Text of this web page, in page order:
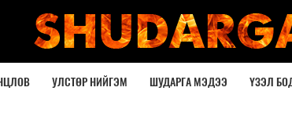
УЛСТӨР НИЙГЭМ ШУДАРГА МЭДЭЭ ҮЗЭЛ